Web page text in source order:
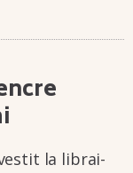
la librai­­­